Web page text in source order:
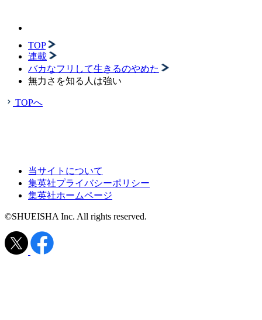
TOP
連載
バカなフリして生きるのやめた
無力さを知る人は強い
TOPへ
当サイトについて
集英社プライバシーポリシー
集英社ホームページ
©SHUEISHA Inc. All rights reserved.